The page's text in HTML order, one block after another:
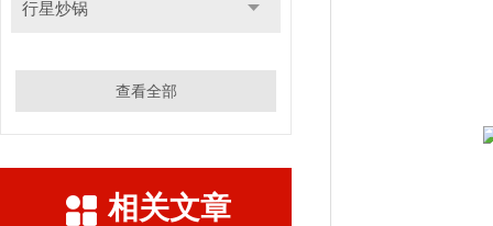
行星炒锅
查看全部
相关文章